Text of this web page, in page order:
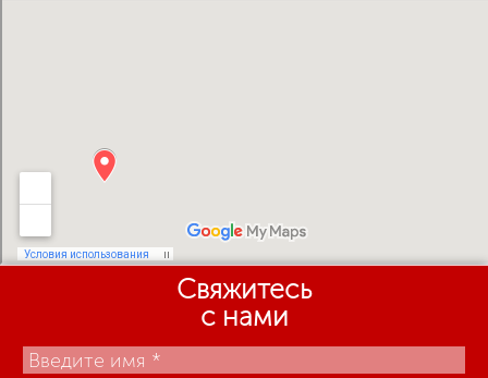
Свяжитесь
с нами